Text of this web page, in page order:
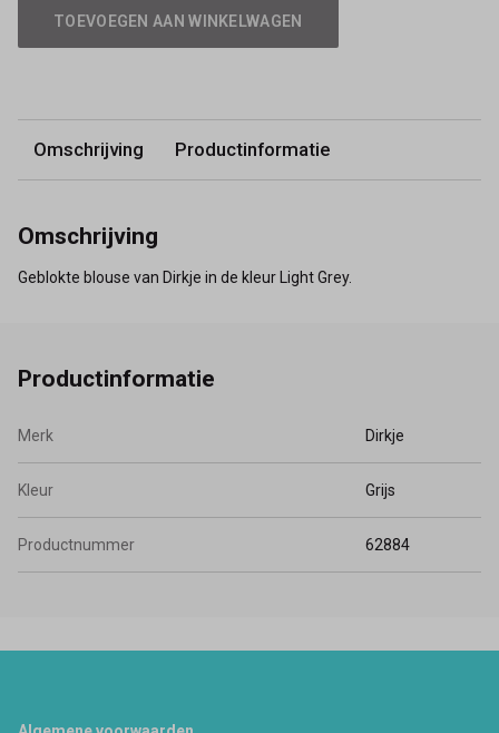
TOEVOEGEN AAN WINKELWAGEN
Omschrijving Productinformatie
Omschrijving
Geblokte blouse van Dirkje in de kleur Light Grey.
Productinformatie
Merk Dirkje
Kleur Grijs
Productnummer 62884